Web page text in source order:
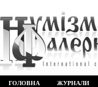
ГОЛОВНА ЖУРНАЛИ